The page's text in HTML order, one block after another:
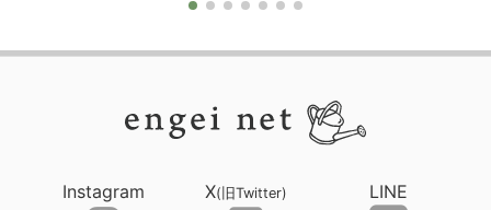
Instagram X(旧Twitter) LINE